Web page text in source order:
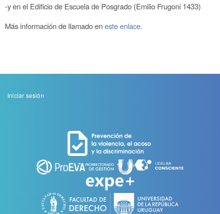
-y en el Edificio de Escuela de Posgrado (Emilio Frugoni 1433)
Más información de llamado eneste enlace.
Menu
Iniciar sesión